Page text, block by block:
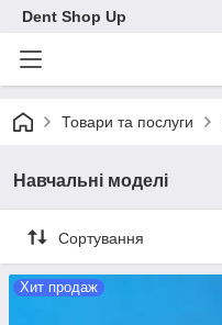
Dent Shop Up
Товари та послуги
Навчальні моделі
Сортування
Хит продаж